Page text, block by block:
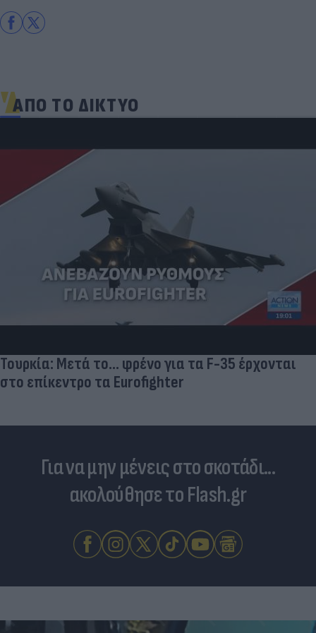
ΑΠΟ ΤΟ ΔΙΚΤΥΟ
Τουρκία: Μετά το... φρένο για τα F-35 έρχονται
στο επίκεντρο τα Eurofighter
Για να μην μένεις στο σκοτάδι...
ακολούθησε το Flash.gr